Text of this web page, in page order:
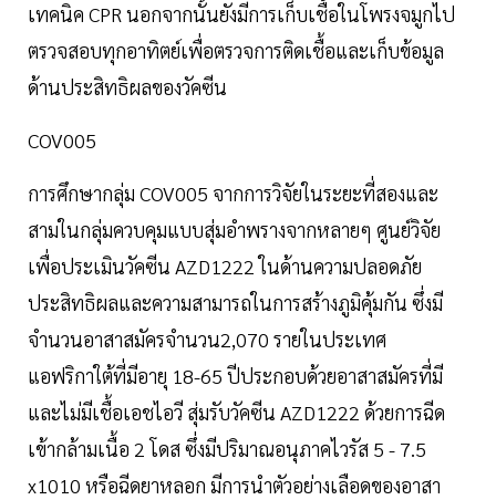
เทคนิค CPR นอกจากนั้นยังมีการเก็บเชื้อในโพรงจมูกไป
ตรวจสอบทุกอาทิตย์เพื่อตรวจการติดเชื้อและเก็บข้อมูล
ด้านประสิทธิผลของวัคซีน
COV005
การศึกษากลุ่ม COV005 จากการวิจัยในระยะที่สองและ
สามในกลุ่มควบคุมแบบสุ่มอำพรางจากหลายๆ ศูนย์วิจัย
เพื่อประเมินวัคซีน AZD1222 ในด้านความปลอดภัย
ประสิทธิผลและความสามารถในการสร้างภูมิคุ้มกัน ซึ่งมี
จำนวนอาสาสมัครจำนวน2,070 รายในประเทศ
แอฟริกาใต้ที่มีอายุ 18-65 ปีประกอบด้วยอาสาสมัครที่มี
และไม่มีเชื้อเอชไอวี สุ่มรับวัคซีน AZD1222 ด้วยการฉีด
เข้ากล้ามเนื้อ 2 โดส ซึ่งมีปริมาณอนุภาคไวรัส 5 - 7.5
x1010 หรือฉีดยาหลอก มีการนำตัวอย่างเลือดของอาสา